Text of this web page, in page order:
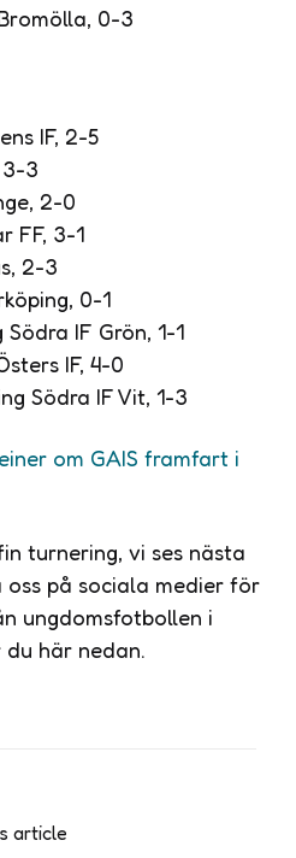
0-3
IF, 2-5
3-3
2-0
FF, 3-1
2-3
0-1
IF Grön, 1-1
IF, 4-0
Södra IF Vit, 1-3
om GAIS framfart i
turnering, vi ses nästa
på sociala medier för
ungdomsfotbollen i
du här nedan.
article